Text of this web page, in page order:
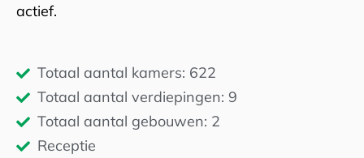
actief.
Totaal aantal kamers: 622
Totaal aantal verdiepingen: 9
Totaal aantal gebouwen: 2
Receptie